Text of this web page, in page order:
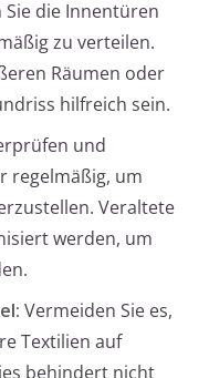
die Innentüren
zu verteilen.
Räumen oder
hilfreich sein.
und
regelmäßig, um
Veraltete
werden, um
Vermeiden Sie es,
Textilien auf
behindert nicht